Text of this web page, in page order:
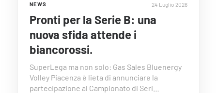
NEWS 24 Luglio 2026
Pronti per la Serie B: una
nuova sfida attende i
biancorossi.
SuperLega ma non solo: Gas Sales Bluenergy
Volley Piacenza è lieta di annunciare la
partecipazione al Campionato di Seri…